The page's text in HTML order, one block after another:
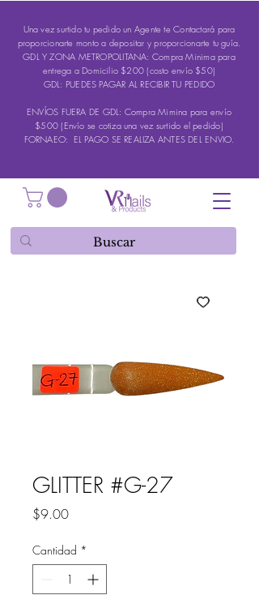
Una vez surtido tu pedido un Agente te Contactará para
proporcionarte monto a depositar y proporcionarte tu guía.
GDL Y ZONA METROPOLITANA: Compra Minima para
entrega a Domicilio $200 (costo envío $50)
GDL: PUEDES PAGAR AL RECIBIR TU PEDIDO
ENVÍOS FUERA DE GDL: Compra Mimina para envío
$500 (Envío se cotiza una vez surtido el pedido)
FORNAEO: EL PAGO SE REALIZA ANTES DEL ENVIO.
GLITTER #G-27
$9.00Precio
Cantidad *